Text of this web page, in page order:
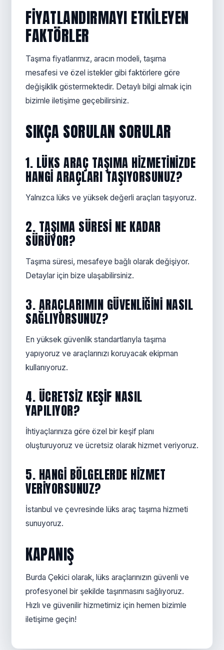
FIYATLANDIRMAYI ETKILEYEN
FAKTÖRLER
Taşıma fiyatlarımız, aracın modeli, taşıma
mesafesi ve özel istekler gibi faktörlere göre
değişiklik göstermektedir. Detaylı bilgi almak için
bizimle iletişime geçebilirsiniz.
SIKÇA SORULAN SORULAR
1. LÜKS ARAÇ TAŞIMA HIZMETINIZDE
HANGI ARAÇLARI TAŞIYORSUNUZ?
Yalnızca lüks ve yüksek değerli araçları taşıyoruz.
2. TAŞIMA SÜRESI NE KADAR
SÜRÜYOR?
Taşıma süresi, mesafeye bağlı olarak değişiyor.
Detaylar için bize ulaşabilirsiniz.
3. ARAÇLARIMIN GÜVENLIĞINI NASIL
SAĞLIYORSUNUZ?
En yüksek güvenlik standartlarıyla taşıma
yapıyoruz ve araçlarınızı koruyacak ekipman
kullanıyoruz.
4. ÜCRETSIZ KEŞIF NASIL
YAPILIYOR?
İhtiyaçlarınıza göre özel bir keşif planı
oluşturuyoruz ve ücretsiz olarak hizmet veriyoruz.
5. HANGI BÖLGELERDE HIZMET
VERIYORSUNUZ?
İstanbul ve çevresinde lüks araç taşıma hizmeti
sunuyoruz.
KAPANIŞ
Burda Çekici olarak, lüks araçlarınızın güvenli ve
profesyonel bir şekilde taşınmasını sağlıyoruz.
Hızlı ve güvenilir hizmetimiz için hemen bizimle
iletişime geçin!